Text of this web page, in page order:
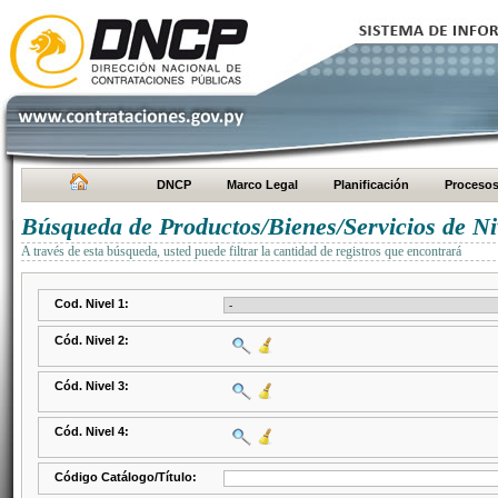
DNCP Marco Legal Planificación Procesos
Búsqueda de Productos/Bienes/Servicios de
A través de esta búsqueda, usted puede filtrar la cantidad de registros que encontrará
Cod. Nivel 1:
Cód. Nivel 2:
Cód. Nivel 3:
Cód. Nivel 4:
Código Catálogo/Título: